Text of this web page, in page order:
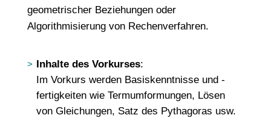
geometrischer Beziehungen oder
Algorithmisierung von Rechenverfahren.
Inhalte des Vorkurses:
Im Vorkurs werden Basiskenntnisse und -
fertigkeiten wie Termumformungen, Lösen
von Gleichungen, Satz des Pythagoras usw.